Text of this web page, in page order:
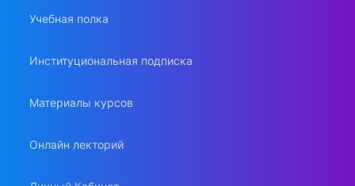
Учебная полка
Институциональная подписка
Материалы курсов
Онлайн лекторий